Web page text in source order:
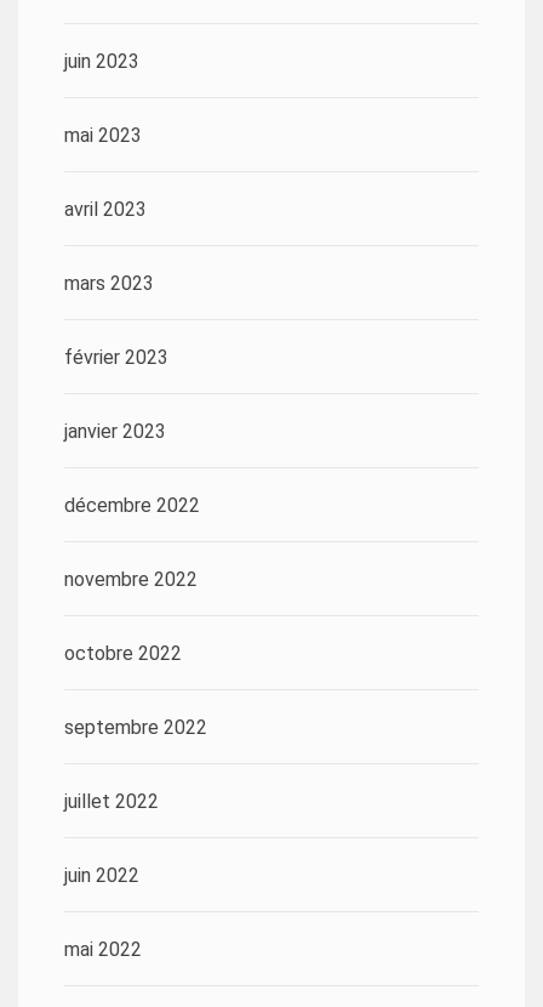
juin 2023
mai 2023
avril 2023
mars 2023
février 2023
janvier 2023
décembre 2022
novembre 2022
octobre 2022
septembre 2022
juillet 2022
juin 2022
mai 2022